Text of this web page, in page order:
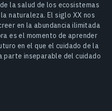
la salud de los ecosistemas
naturaleza. El siglo XX nos
en la abundancia ilimitada
es el momento de aprender
en el que el cuidado de la
parte inseparable del cuidado